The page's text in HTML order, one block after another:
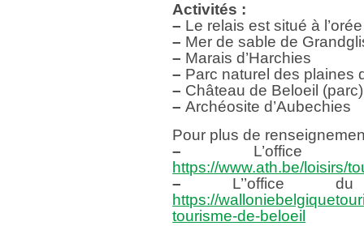
Activités :
– Le relais est situé à
– Mer de sable de
– Marais d’Harchies
– Parc naturel des plaines
– Château de Beloeil (parc)
– Archéosite d’Aubechies
Pour plus de
– L’office
https://www.ath.be/loisirs/
– L’’office
https://
tourisme-de-beloeil